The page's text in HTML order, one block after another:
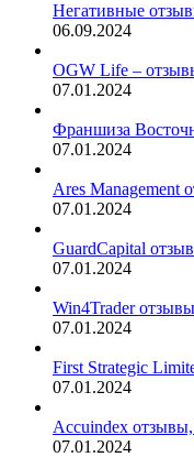
Негативные
06.09.2024
OGW Life –
07.01.2024
Франшиза
07.01.2024
Ares Management
07.01.2024
GuardCapital
07.01.2024
Win4Trader
07.01.2024
First Strategic
07.01.2024
Accuindex
07.01.2024